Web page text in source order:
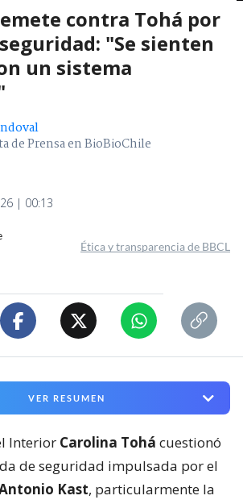
contra Tohá por
"Se sienten
un sistema
de Prensa en BioBioChile
| 00:13
Ética y transparencia de BBCL
VER RESUMEN
Interior Carolina Tohá cuestionó
de seguridad impulsada por el
Antonio Kast, particularmente la